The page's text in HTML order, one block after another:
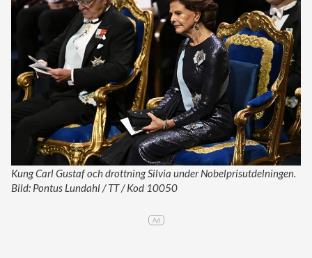
Kung Carl Gustaf och drottning Silvia under Nobelprisutdelningen.
Bild: Pontus Lundahl / TT / Kod 10050
Ad